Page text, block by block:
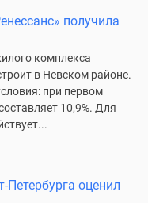
получила
комплекса
в Невском районе.
при первом
10,9%. Для
Петербурга оценил